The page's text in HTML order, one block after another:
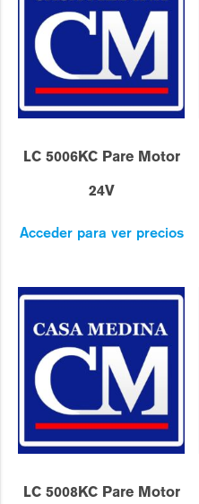
LC 5006KC Pare Motor
24V
Acceder para ver precios
LC 5008KC Pare Motor